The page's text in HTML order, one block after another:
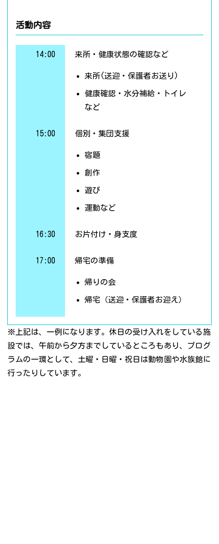
活動内容
14:00 来所・健康状態の確認など
来所(送迎・保護者お送り)
健康確認・水分補給・トイレ
など
15:00 個別・集団支援
宿題
創作
遊び
運動など
16:30 お片付け・身支度
17:00 帰宅の準備
帰りの会
帰宅（送迎・保護者お迎え）
※上記は、一例になります。休日の受け入れをしている施
設では、午前から夕方までしているところもあり、プログ
ラムの一環として、土曜・日曜・祝日は動物園や水族館に
行ったりしています。